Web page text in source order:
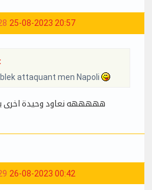
25-08-2023 20:57
attaquant men Napoli
هههههه نعاود وحيدة اخرى
26-08-2023 00:42